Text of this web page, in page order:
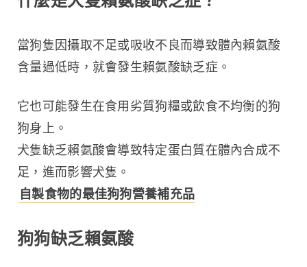
當狗隻因攝取不足或吸收不良而導致體內賴氨酸
含量過低時，就會發生賴氨酸缺乏症。
它也可能發生在食用劣質狗糧或飲食不均衡的狗
狗身上。
犬隻缺乏賴氨酸會導致特定蛋白質在體內合成不
自製食物的最佳狗狗營養補充品
狗狗缺乏賴氨酸